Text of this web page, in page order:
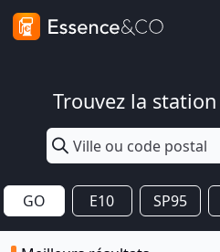
Trouvez la
GO E10 SP95